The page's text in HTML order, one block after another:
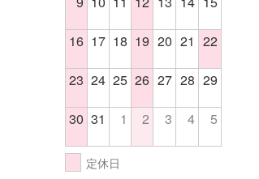
16 17 18 19 20 21 22
23 24 25 26 27 28 29
30 31 1 2 3 4 5
定休日